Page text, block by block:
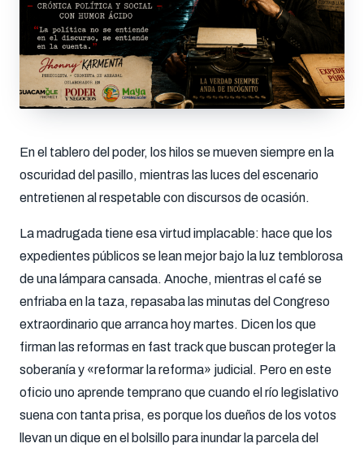
En el tablero del poder, los hilos se mueven siempre en la
oscuridad del pasillo, mientras las luces del escenario
entretienen al respetable con discursos de ocasión.
La madrugada tiene esa virtud implacable: hace que los
expedientes públicos se lean mejor bajo la luz temblorosa
de una lámpara cansada. Anoche, mientras el café se
enfriaba en la taza, repasaba las minutas del Congreso
extraordinario que arranca hoy martes. Dicen los que
firman las reformas en fast track que buscan proteger la
soberanía y «reformar la reforma» judicial . Pero en este
oficio uno aprende temprano que cuando el río legislativo
suena con tanta prisa, es porque los dueños de los votos
llevan un dique en el bolsillo para inundar la parcela del